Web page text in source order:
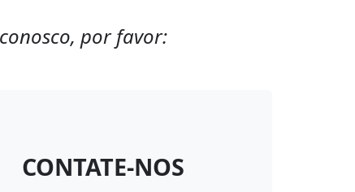
por favor:
CONTATE-NOS